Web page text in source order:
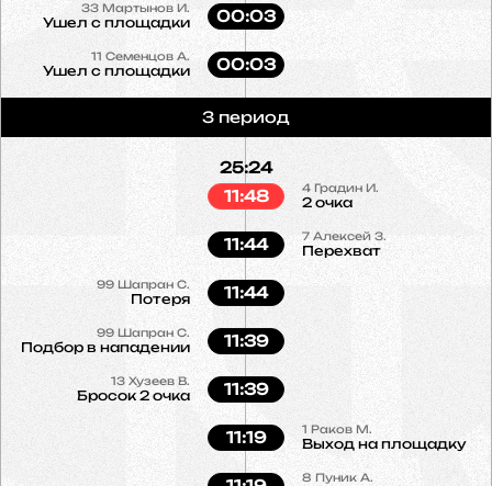
33 Мартынов И.
Ушел с площадки 00:03
11 Семенцов А.
Ушел с площадки 00:03
3 период
4 Градин И.
2 очка
25:24
11:48
7 Алексей З.
Перехват
11:44
99 Шапран С.
Потеря 11:44
99 Шапран С.
Подбор в нападении 11:39
13 Хузеев В.
Бросок 2 очка 11:39
1 Раков М.
Выход на площадку
11:19
8 Пуник А.